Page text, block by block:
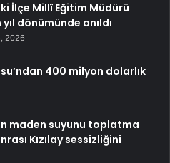
İlçe Millî Eğitim Müdürü
yıl dönümünde anıldı
2026
400 milyon dolarlık
maden suyunu toplatma
Kızılay sessizliğini